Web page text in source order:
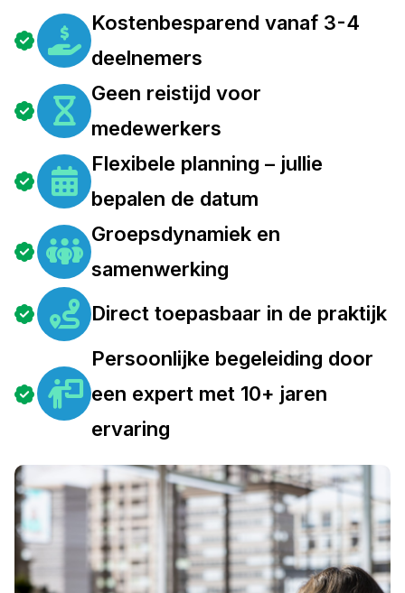
Kostenbesparend vanaf 3-4
deelnemers
Geen reistijd voor
medewerkers
Flexibele planning – jullie
bepalen de datum
Groepsdynamiek en
samenwerking
Direct toepasbaar in de praktijk
Persoonlijke begeleiding door
een expert met 10+ jaren
ervaring